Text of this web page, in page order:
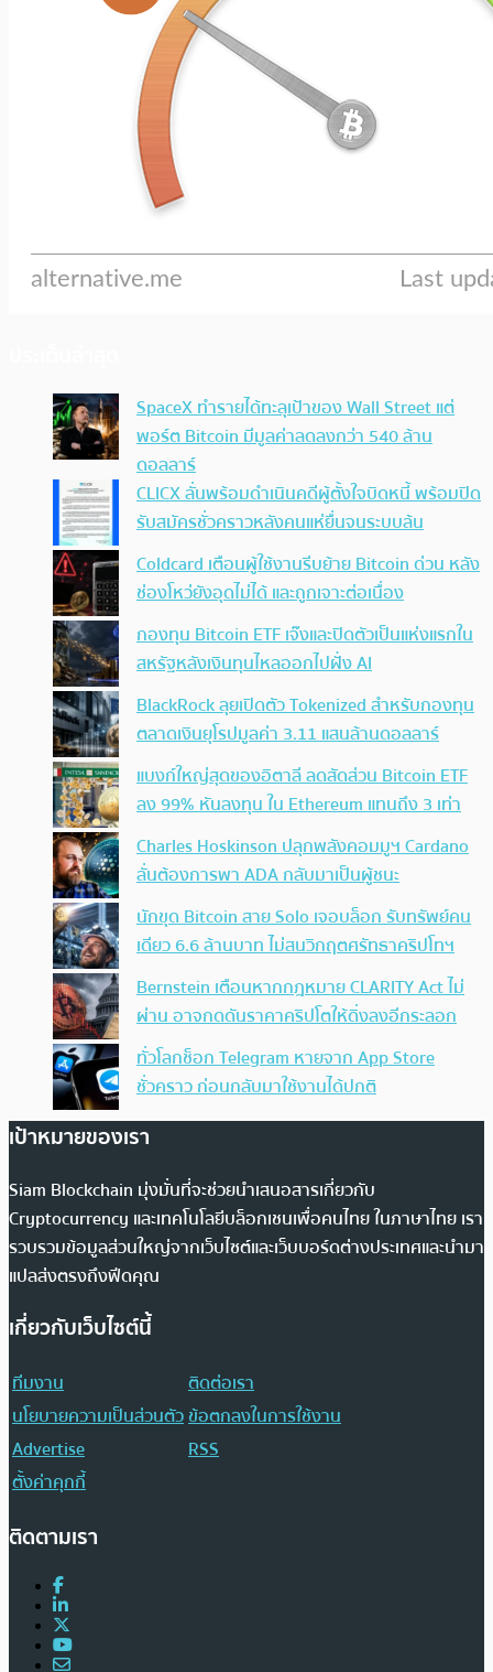
SpaceX ทำรายได้ทะลุเป้าของ Wall Street แต่
พอร์ต Bitcoin มีมูลค่าลดลงกว่า 540 ล้าน
ดอลลาร์
CLICX ลั่นพร้อมดำเนินคดีผู้ตั้งใจบิดหนี้ พร้อมปิด
รับสมัครชั่วคราวหลังคนแห่ยื่นจนระบบล้น
Coldcard เตือนผู้ใช้งานรีบย้าย Bitcoin ด่วน หลัง
ช่องโหว่ยังอุดไม่ได้ และถูกเจาะต่อเนื่อง
กองทุน Bitcoin ETF เจ๊งและปิดตัวเป็นแห่งแรกใน
สหรัฐหลังเงินทุนไหลออกไปฝั่ง AI
BlackRock ลุยเปิดตัว Tokenized สำหรับกองทุน
ตลาดเงินยุโรปมูลค่า 3.11 แสนล้านดอลลาร์
แบงก์ใหญ่สุดของอิตาลี ลดสัดส่วน Bitcoin ETF
ลง 99% หันลงทุน ใน Ethereum แทนถึง 3 เท่า
Charles Hoskinson ปลุกพลังคอมมูฯ Cardano
ลั่นต้องการพา ADA กลับมาเป็นผู้ชนะ
นักขุด Bitcoin สาย Solo เจอบล็อก รับทรัพย์คน
เดียว 6.6 ล้านบาท ไม่สนวิกฤตศรัทธาคริปโทฯ
Bernstein เตือนหากกฎหมาย CLARITY Act ไม่
ผ่าน อาจกดดันราคาคริปโตให้ดิ่งลงอีกระลอก
ทั่วโลกช็อก Telegram หายจาก App Store
ชั่วคราว ก่อนกลับมาใช้งานได้ปกติ
เป้าหมายของเรา
Siam Blockchain มุ่งมั่นที่จะช่วยนำเสนอสารเกี่ยวกับ
Cryptocurrency และเทคโนโลยีบล็อกเชนเพื่อคนไทย ในภาษาไทย เรา
รวบรวมข้อมูลส่วนใหญ่จากเว็บไซต์และเว็บบอร์ดต่างประเทศและนำมา
แปลส่งตรงถึงฟีดคุณ
เกี่ยวกับเว็บไซต์นี้
ทีมงาน
ติดต่อเรา
นโยบายความเป็นส่วนตัวข้อตกลงในการใช้งาน
Advertise
RSS
ตั้งค่าคุกกี้
ติดตามเรา